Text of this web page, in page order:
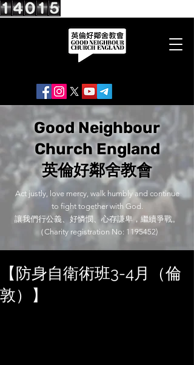
Good Neighbour
Church England
英倫好鄰舍教會
Act justly, love mercy, walk humbly and continue
to fight together with God.
讓我們行公義、好憐憫、心存謙卑，繼續爭戰。
（Charity registration No: 1195452)
【防身自衛術班3-4月（倫
敦）】